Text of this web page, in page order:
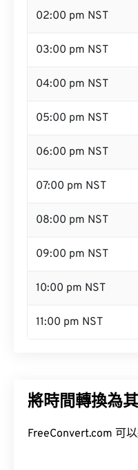
02:00 pm NST
03:00 pm NST
04:00 pm NST
05:00 pm NST
06:00 pm NST
07:00 pm NST
08:00 pm NST
09:00 pm NST
10:00 pm NST
11:00 pm NST
將時間轉換為
FreeConvert.com 可